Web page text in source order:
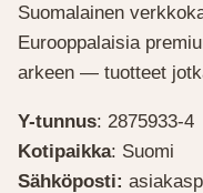
Suomalainen
Eurooppalaisia
arkeen — tuotteet
Y-tunnus: 2875933-4
Kotipaikka: Suomi
Sähköposti: